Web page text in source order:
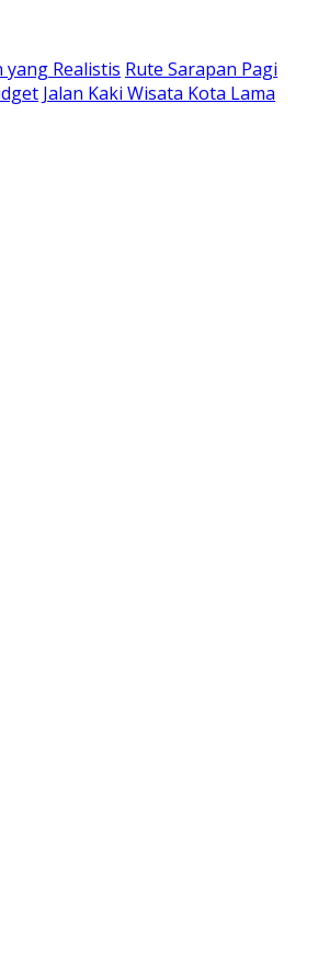
Realistis Rute Sarapan Pagi
Jalan Kaki Wisata Kota Lama